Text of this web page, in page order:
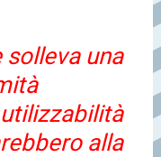
solleva una
alla